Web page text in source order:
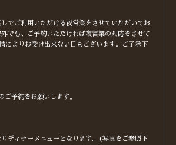
でご利用いただける夜営業をさせていただいてお
でも、ご予約いただければ夜営業の対応をさせて
によりお受け出来ない日もございます。ご了承下
ご予約をお願いします。
りディナーメニューとなります。(写真をご参照下